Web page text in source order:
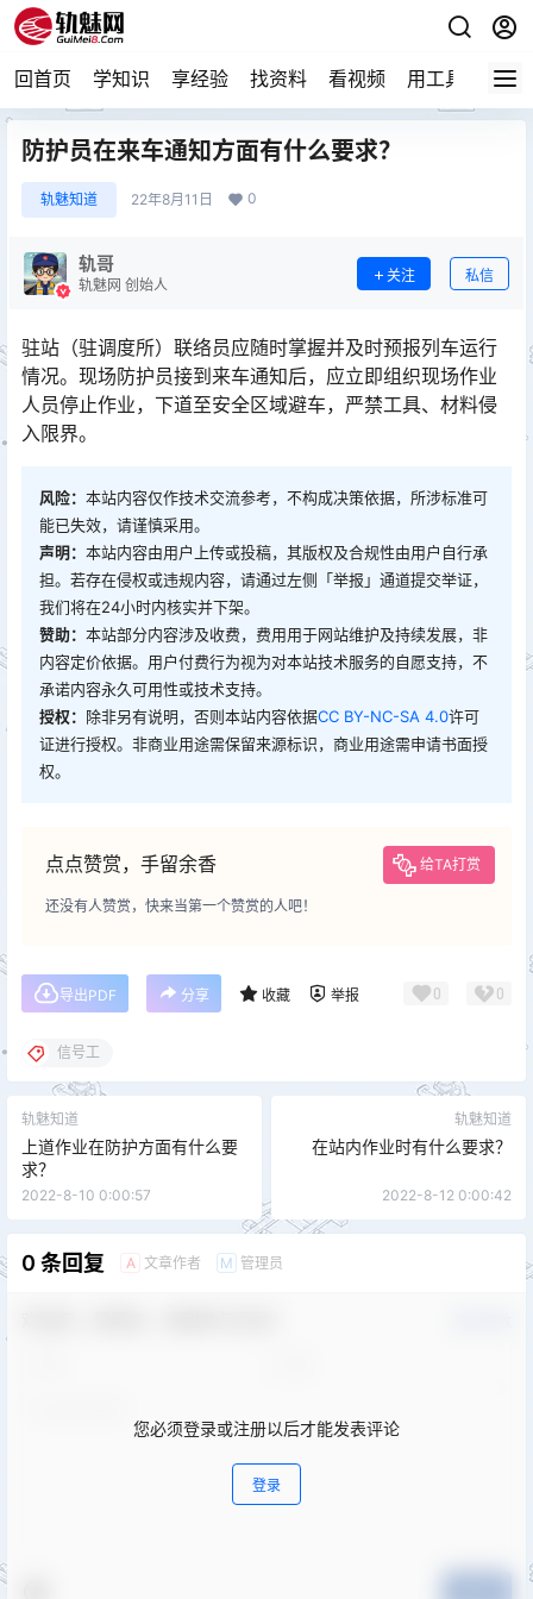
回首页 学知识 享经验 找资料 看视频 用工具 论技
防护员在来车通知方面有什么要求？
轨魅知道 22年8月11日 0
轨哥
轨魅网 创始人
关注 私信
驻站（驻调度所）联络员应随时掌握并及时预报列车运行
情况。现场防护员接到来车通知后，应立即组织现场作业
人员停止作业，下道至安全区域避车，严禁工具、材料侵
入限界。
风险： 本站内容仅作技术交流参考，不构成决策依据，所涉标准可
能已失效，请谨慎采用。
声明： 本站内容由用户上传或投稿，其版权及合规性由用户自行承
担。若存在侵权或违规内容，请通过左侧「举报」通道提交举证，
我们将在24小时内核实并下架。
赞助： 本站部分内容涉及收费，费用用于网站维护及持续发展，非
内容定价依据。用户付费行为视为对本站技术服务的自愿支持，不
承诺内容永久可用性或技术支持。
授权： 除非另有说明，否则本站内容依据CC BY-NC-SA 4.0许可
证进行授权。非商业用途需保留来源标识，商业用途需申请书面授
权。
点点赞赏，手留余香 给TA打赏
还没有人赞赏，快来当第一个赞赏的人吧！
导出PDF 分享 收藏 举报 0 0
信号工
轨魅知道
上道作业在防护方面有什么要
求？
2022-8-10 0:00:57
轨魅知道
在站内作业时有什么要求？
2022-8-12 0:00:42
0 条回复 A 文章作者 M 管理员
您必须登录或注册以后才能发表评论
登录